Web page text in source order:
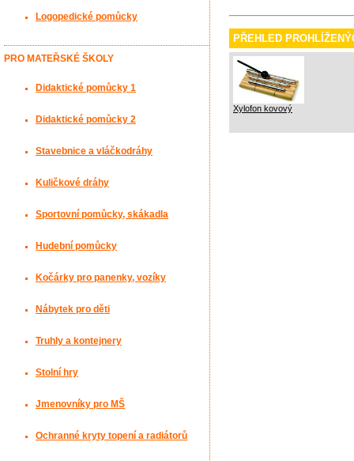
PŘEHLED
Xylofon kovový
Logopedické pomůcky
PRO MATEŘSKÉ ŠKOLY
Didaktické pomůcky 1
Didaktické pomůcky 2
Stavebnice a vláčkodráhy
Kuličkové dráhy
Sportovní pomůcky, skákadla
Hudební pomůcky
Kočárky pro panenky, vozíky
Nábytek pro děti
Truhly a kontejnery
Stolní hry
Jmenovníky pro MŠ
Ochranné kryty topení a radiátorů